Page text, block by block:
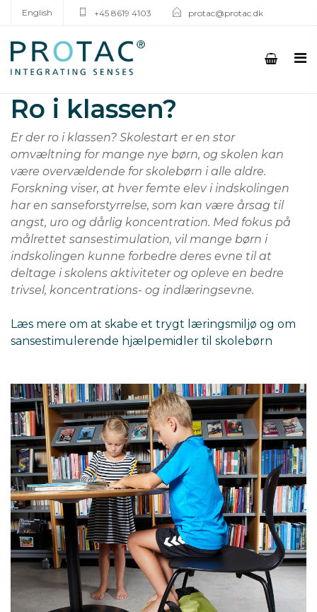
English +45 8619 4103 protac@protac.dk
Ro i klassen?
Er der ro i klassen? Skolestart er en stor
omvæltning for mange nye børn, og skolen kan
være overvældende for skolebørn i alle aldre.
Forskning viser, at hver femte elev i indskolingen
har en sanseforstyrrelse, som kan være årsag til
angst, uro og dårlig koncentration. Med fokus på
målrettet sansestimulation, vil mange børn i
indskolingen kunne forbedre deres evne til at
deltage i skolens aktiviteter og opleve en bedre
trivsel, koncentrations- og indlæringsevne.
Læs mere om at skabe et trygt læringsmiljø og om
sansestimulerende hjælpemidler til skolebørn